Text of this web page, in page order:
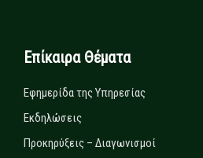
Επίκαιρα Θέματα
Εφημερίδα της Υπηρεσίας
Εκδηλώσεις
Προκηρύξεις – Διαγωνισμοί